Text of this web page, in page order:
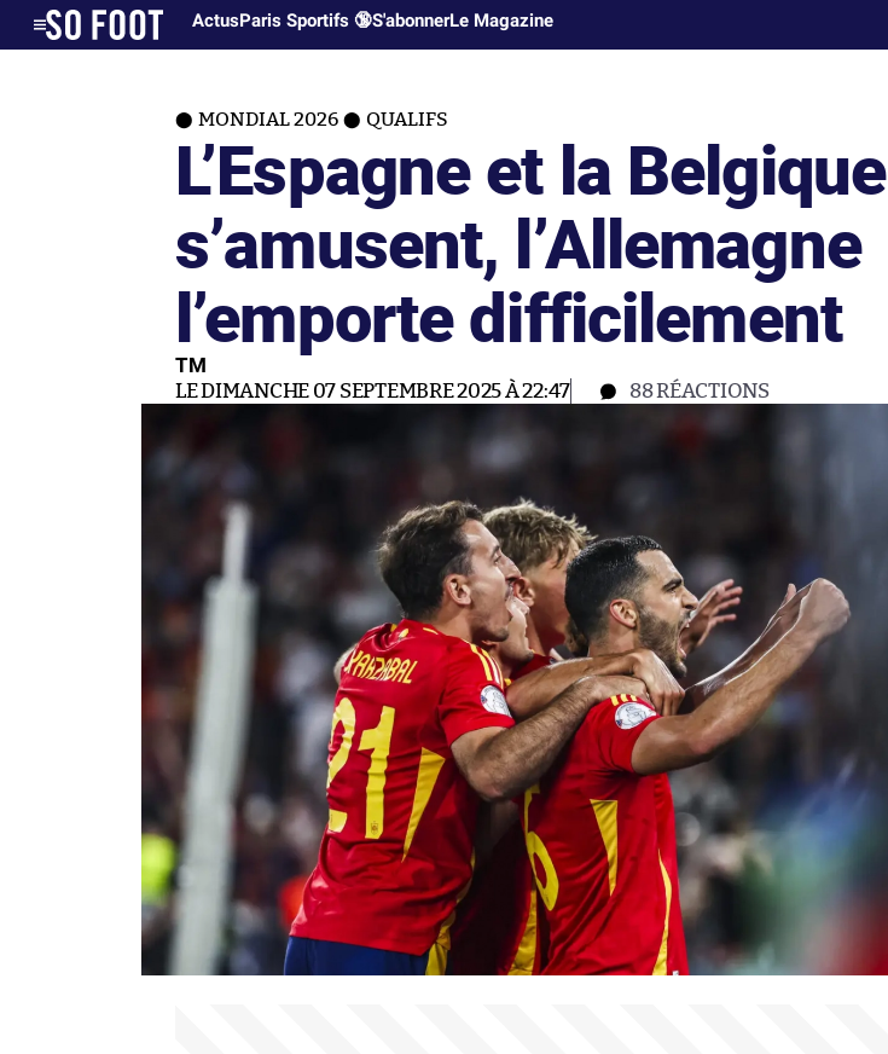
ActusParis Sportifs 🔞S'abonnerLe Magazine
MONDIAL 2026 QUALIFS
L’Espagne et la Belgique
s’amusent, l’Allemagne
l’emporte difficilement
TM
LE DIMANCHE 07 SEPTEMBRE 2025 À 22:47 88RÉACTIONS